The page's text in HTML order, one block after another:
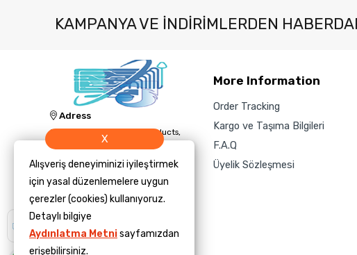
KAMPANYA VE INDIRIMLERDEN
Adress
Jacknology IT, Cleaning Products,
and Technology Sales and Supply
E-Mail
More Information
Order Tracking
Kargo ve Taşıma Bilgileri
F.A.Q
Üyelik Sözleşmesi
Size yardımcı
olmamızı ister
misiniz?
X
Alışveriş deneyiminizi iyileştirmek
için yasal düzenlemelere uygun
çerezler (cookies) kullanıyoruz.
Detaylı bilgiye
Aydınlatma Metnisayfamızdan
erişebilirsiniz.